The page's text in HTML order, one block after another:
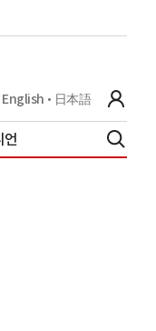
English 日本語
언